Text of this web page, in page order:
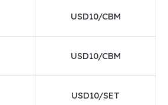
USD10/CBM
USD10/CBM
USD10/SET